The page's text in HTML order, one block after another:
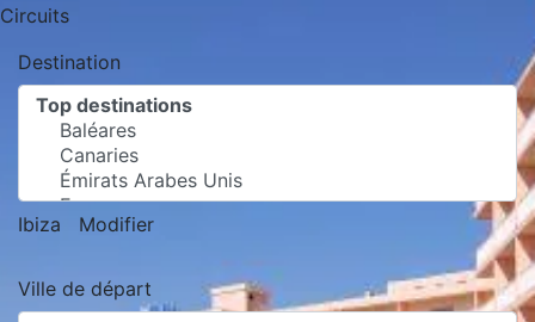
Circuits
Destination
Ibiza Modifier
Ville de départ